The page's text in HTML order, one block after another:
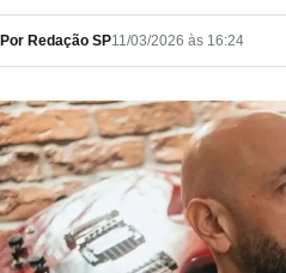
Por Redação SP11/03/2026 às 16:24